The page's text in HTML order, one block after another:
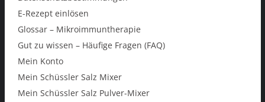
E-Rezept einlösen
Glossar – Mikroimmuntherapie
Gut zu wissen – Häufige Fragen (FAQ)
Mein Konto
Mein Schüssler Salz Mixer
Mein Schüssler Salz Pulver-Mixer